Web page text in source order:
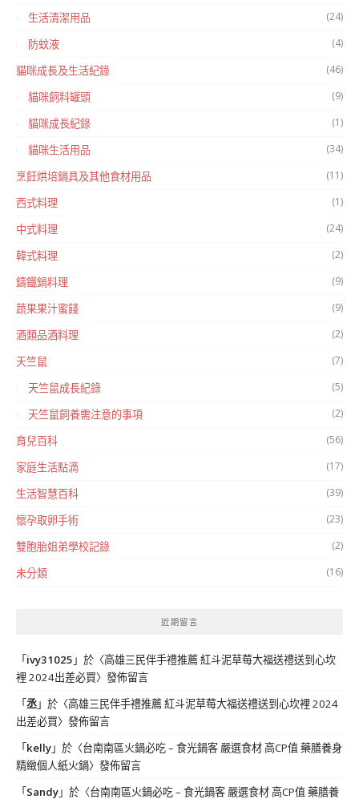
生活清潔用品 (24)
防蚊液 (4)
貓咪成長及生活紀錄 (46)
貓咪飼料罐頭 (9)
貓咪成長紀錄 (1)
貓咪生活用品 (34)
烹飪烘培鍋具及其他食材用品 (11)
西式料理 (1)
中式料理 (24)
韓式料理 (2)
鑄鐵鍋料理 (9)
蔬果果汁蜜餞 (9)
酒類品酒料理 (2)
天竺鼠 (7)
天竺鼠成長紀錄 (5)
天竺鼠飼養需注意的事項 (2)
育兒百科 (56)
家庭生活點滴 (17)
生活智慧百科 (39)
懷孕取卵手術 (23)
雙胞胎姐弟學校記錄 (2)
未分類 (16)
近期留言
「 ivy31025 」於〈高雄三民伴手禮推薦 紅斗泥草莓大福送禮送到心坎
裡 2024出差必買〉發佈留言
「丞」於〈高雄三民伴手禮推薦 紅斗泥草莓大福送禮送到心坎裡 2024
出差必買〉發佈留言
「 kelly」於〈台南南區火鍋必吃 – 食光鍋客 嚴選食材 高CP值 藥膳養身
精緻個人紙火鍋〉發佈留言
「 Sandy」於〈台南南區火鍋必吃 – 食光鍋客 嚴選食材 高CP值 藥膳養